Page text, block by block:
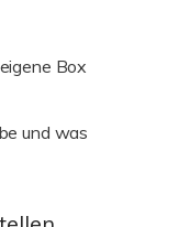
Box
und was